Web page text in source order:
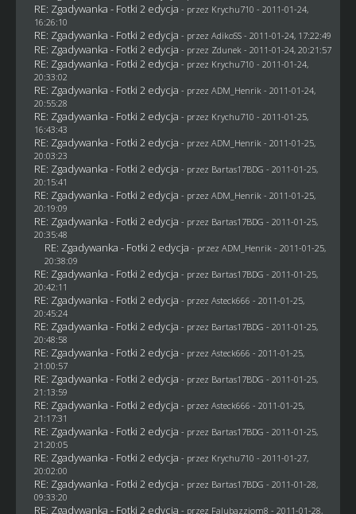
RE: Zgadywanka - Fotki 2 edycja - przez Krychu710 - 2011-01-24,
16:26:10
RE: Zgadywanka - Fotki 2 edycja - przez AdikoSS - 2011-01-24, 17:22:49
RE: Zgadywanka - Fotki 2 edycja - przez Zdunek - 2011-01-24, 20:21:57
RE: Zgadywanka - Fotki 2 edycja - przez Krychu710 - 2011-01-24,
20:33:02
RE: Zgadywanka - Fotki 2 edycja - przez ADM_Henrik - 2011-01-24,
20:55:28
RE: Zgadywanka - Fotki 2 edycja - przez Krychu710 - 2011-01-25,
16:43:43
RE: Zgadywanka - Fotki 2 edycja - przez ADM_Henrik - 2011-01-25,
20:03:23
RE: Zgadywanka - Fotki 2 edycja - przez Bartas17BDG - 2011-01-25,
20:15:41
RE: Zgadywanka - Fotki 2 edycja - przez ADM_Henrik - 2011-01-25,
20:19:09
RE: Zgadywanka - Fotki 2 edycja - przez Bartas17BDG - 2011-01-25,
20:35:48
RE: Zgadywanka - Fotki 2 edycja - przez ADM_Henrik - 2011-01-25,
20:38:09
RE: Zgadywanka - Fotki 2 edycja - przez Bartas17BDG - 2011-01-25,
20:42:11
RE: Zgadywanka - Fotki 2 edycja - przez Asteck666 - 2011-01-25,
20:45:24
RE: Zgadywanka - Fotki 2 edycja - przez Bartas17BDG - 2011-01-25,
20:48:58
RE: Zgadywanka - Fotki 2 edycja - przez Asteck666 - 2011-01-25,
21:00:57
RE: Zgadywanka - Fotki 2 edycja - przez Bartas17BDG - 2011-01-25,
21:13:59
RE: Zgadywanka - Fotki 2 edycja - przez Asteck666 - 2011-01-25,
21:17:31
RE: Zgadywanka - Fotki 2 edycja - przez Bartas17BDG - 2011-01-25,
21:20:05
RE: Zgadywanka - Fotki 2 edycja - przez Krychu710 - 2011-01-27,
20:02:00
RE: Zgadywanka - Fotki 2 edycja - przez Bartas17BDG - 2011-01-28,
09:33:20
RE: Zgadywanka - Fotki 2 edycja - przez Falubazziom8 - 2011-01-28,